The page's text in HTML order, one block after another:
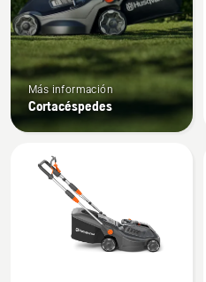
Más información
Cortacéspedes